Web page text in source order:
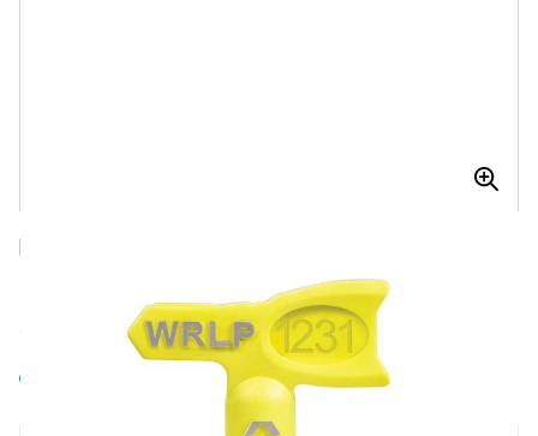
GRACO RAC X LP (LOW PRESSURE) WIDE
RAC TIP WRLP 1221
GRACO RAC X LP (low pressure) Wide Rac tip WRLP 1221